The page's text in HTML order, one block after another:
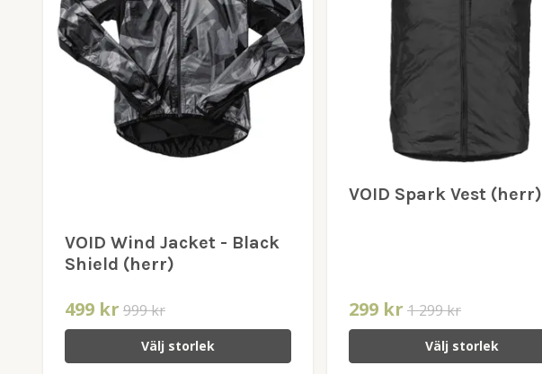
VOID Wind Jacket - Black
Shield (herr)
499 kr 999 kr
Välj storlek
VOID Spark Vest (herr)
299 kr 1 299 kr
Välj storlek